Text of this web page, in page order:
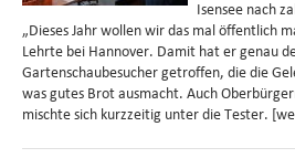
Isensee nach
„Dieses Jahr wollen wir das mal öffentlich
Lehrte bei Hannover. Damit hat er genau
Gartenschaubesucher getroffen, die die
was gutes Brot ausmacht. Auch
mischte sich kurzzeitig unter die Tester.